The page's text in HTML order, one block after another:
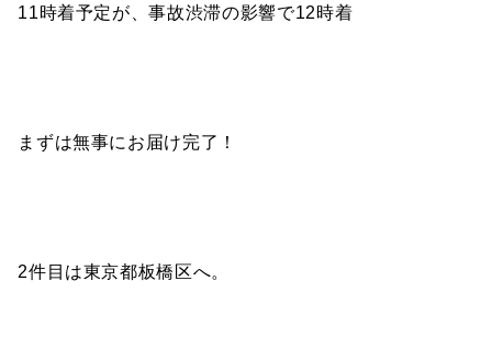
11時着予定が、事故渋滞の影響で12時着
まずは無事にお届け完了！
2件目は東京都板橋区へ。